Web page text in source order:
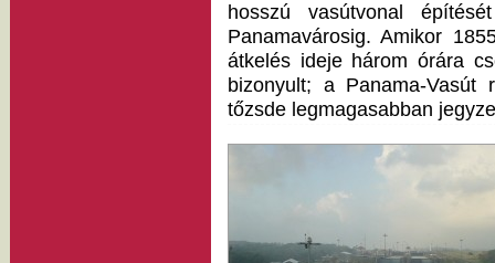
hosszú vasútvonal
Panamavárosig. Amikor
átkelés ideje három órára
bizonyult; a Panama-Vasút
tőzsde legmagasabban